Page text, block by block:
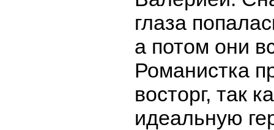
глаза
а потом они
Романистка
восторг, так
идеальную